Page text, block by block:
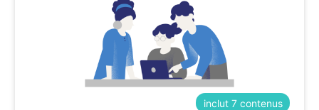
inclut 7 contenus